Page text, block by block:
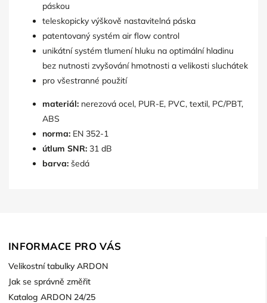
páskou
teleskopicky výškově nastavitelná páska
patentovaný systém air flow control
unikátní systém tlumení hluku na optimální hladinu
bez nutnosti zvyšování hmotnosti a velikosti sluchátek
pro všestranné použití
materiál: nerezová ocel, PUR-E, PVC, textil, PC/PBT,
ABS
norma: EN 352-1
útlum SNR: 31 dB
barva: šedá
INFORMACE PRO VÁS
Velikostní tabulky ARDON
Jak se správně změřit
Katalog ARDON 24/25